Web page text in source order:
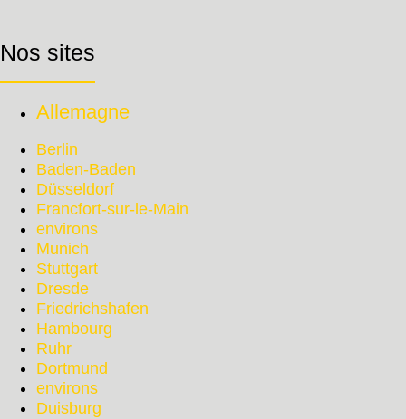
Nos sites
Allemagne
Berlin
Baden-Baden
Düsseldorf
Francfort-sur-le-Main
environs
Munich
Stuttgart
Dresde
Friedrichshafen
Hambourg
Ruhr
Dortmund
environs
Duisburg